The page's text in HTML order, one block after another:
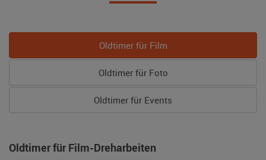
Oldtimer für Film
Oldtimer für Foto
Oldtimer für Events
Oldtimer für Film-Dreharbeiten